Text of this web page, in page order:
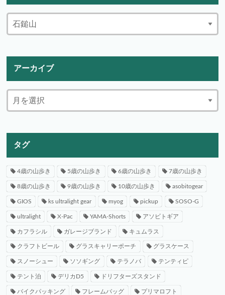
アーカイブ
タグ
4歳の山歩き 5歳の山歩き 6歳の山歩き 7歳の山歩き
8歳の山歩き 9歳の山歩き 10歳の山歩き asobitogear
GIOS ks ultralight gear myog pickup SOSO-G
ultralight X-Pac YAMA-Shorts アソビトギア
カフラシル ガレージブランド キュムラス
クラフトビール グラスキャリーポーチ グラスケース
スノーシュー ソソギング テラノバ テンティピ
テント泊 デリカD5 ドリフターズスタンド
バイクパッキング フレームバッグ プリマロフト